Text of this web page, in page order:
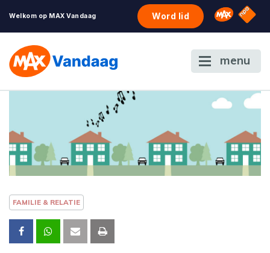
Welkom op MAX Vandaag Word lid Omroep
NPO
menu
FAMILIE & RELATIE